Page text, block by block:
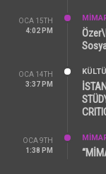
OCA 15TH
4:02 PM
OCA 14TH
3:37 PM
OCA 9TH
1:38 PM